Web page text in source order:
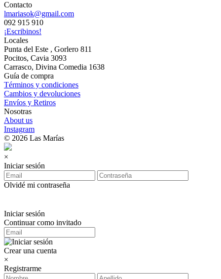
Contacto
lmariasok@gmail.com
092 915 910
¡Escribinos!
Locales
Punta del Este , Gorlero 811
Pocitos, Cavia 3093
Carrasco, Divina Comedia 1638
Guía de compra
Términos y condiciones
Cambios y devoluciones
Envíos y Retiros
Nosotras
About us
Instagram
© 2026 Las Marías
×
Iniciar sesión
Olvidé mi contraseña
Iniciar sesión
Continuar como invitado
Crear una cuenta
×
Registrarme